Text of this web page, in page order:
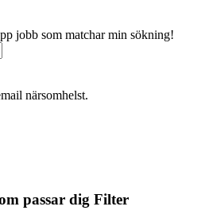
jobb som matchar min sökning!
närsomhelst.
passar dig Filter